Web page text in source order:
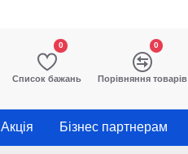
Список бажань
0
Порівняння товарів
0
Акція Бізнес партнерам